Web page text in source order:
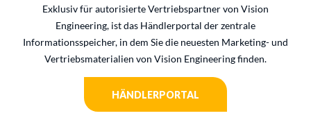
Exklusiv für autorisierte Vertriebspartner von Vision
Engineering, ist das Händlerportal der zentrale
Informationsspeicher, in dem Sie die neuesten Marketing- und
Vertriebsmaterialien von Vision Engineering finden.
HÄNDLERPORTAL